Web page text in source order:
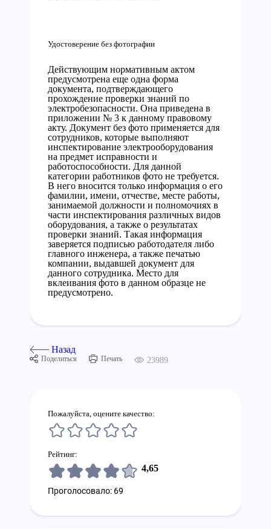
Удостоверение без фотографии
Действующим нормативным актом
предусмотрена еще одна форма
документа, подтверждающего
прохождение проверки знаний по
электробезопасности. Она приведена в
приложении № 3 к данному правовому
акту. Документ без фото применяется для
сотрудников, которые выполняют
инспектирование электрооборудования
на предмет исправности и
работоспособности. Для данной
категории работников фото не требуется.
В него вносится только информация о его
фамилии, имени, отчестве, месте работы,
занимаемой должности и полномочиях в
части инспектирования различных видов
оборудования, а также о результатах
проверки знаний. Такая информация
заверяется подписью работодателя либо
главного инженера, а также печатью
компании, выдавшей документ для
данного сотрудника. Место для
вклеивания фото в данном образце не
предусмотрено.
Назад
Поделиться Печать 23989
Пожалуйста, оцените качество:
Рейтинг:
4,65
Проголосовало: 69